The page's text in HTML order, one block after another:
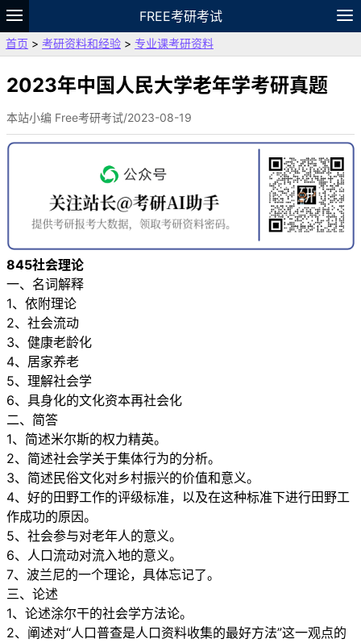
FREE考研考试
题库
故事 专题 APP
VIP
资料
首页 > 考研资料和经验 > 专业课考研资料
2023年中国人民大学老年学考研真题
本站小编 Free考研考试/2023-08-19
845社会理论
一、名词解释
1、依附理论
2、社会流动
3、健康老龄化
4、居家养老
5、理解社会学
6、具身化的文化资本再社会化
二、简答
1、简述米尔斯的权力精英。
2、简述社会学关于集体行为的分析。
3、简述民俗文化对乡村振兴的价值和意义。
4、好的田野工作的评级标准，以及在这种标准下进行田野工
作成功的原因。
5、社会参与对老年人的意义。
6、人口流动对流入地的意义。
7、波兰尼的一个理论，具体忘记了。
三、论述
1、论述涂尔干的社会学方法论。
2、阐述对“人口普查是人口资料收集的最好方法”这一观点的